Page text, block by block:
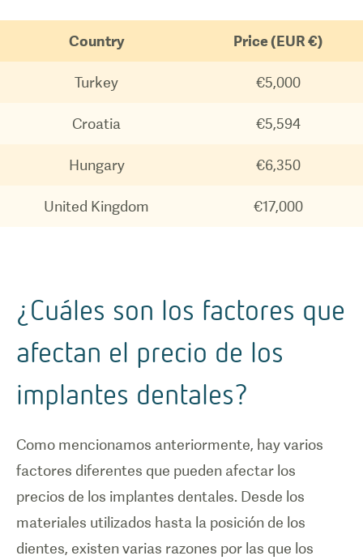
Country Price (EUR €)
Turkey €5,000
Croatia €5,594
Hungary €6,350
United Kingdom €17,000
¿Cuáles son los factores que
afectan el precio de los
implantes dentales?
Como mencionamos anteriormente, hay varios
factores diferentes que pueden afectar los
precios de los implantes dentales. Desde los
materiales utilizados hasta la posición de los
dientes, existen varias razones por las que los